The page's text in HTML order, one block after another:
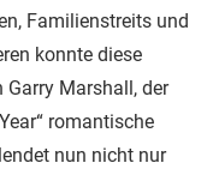
Familienstreits und
konnte diese
Marshall, der
romantische
nun nicht nur